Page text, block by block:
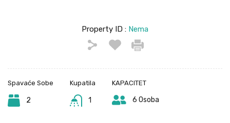
Property ID : Nema
Spavaće Sobe
2
Kupatila
1
KAPACITET
6 Osoba